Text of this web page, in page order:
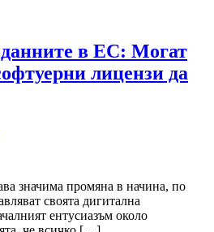
в ЕС: Могат
лицензи да
значима промяна в начина, по
своята дигитална
ентусиазъм около